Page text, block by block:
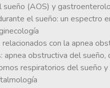
(AOS) y
el sueño: un espectro
con la apnea
apnea obstructiva del sueño,
respiratorios del sueño y